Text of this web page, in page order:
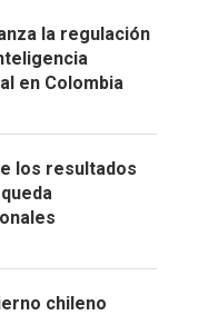
la regulación
en Colombia
los resultados
chileno